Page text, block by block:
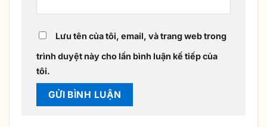
Lưu tên của tôi, email, và trang web trong
trình duyệt này cho lần bình luận kế tiếp của
tôi.